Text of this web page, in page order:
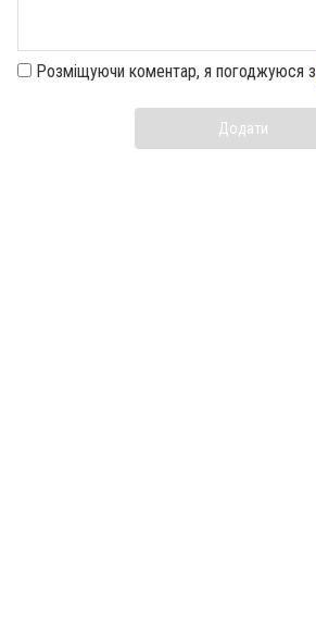
Розміщуючи коментар, я погоджуюся з
Додати